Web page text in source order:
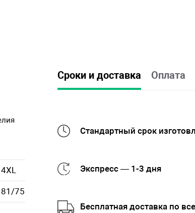
4XL
81/75
Сроки и доставка Оплата
Стандартный срок
Экспресс — 1-3 дня
Бесплатная доставка по